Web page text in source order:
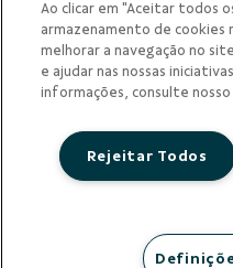
Indícios de
Privacidade
Ao clicar em "Aceitar todos
armazenamento de cookies
melhorar a navegação no
e ajudar nas nossas
informações, consulte nosso
Rejeitar Todos